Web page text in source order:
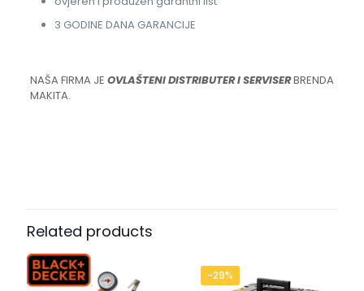
3 GODINE DANA GARANCIJE
NAŠA FIRMA JE OVLAŠTENI DISTRIBUTER I SERVISERBRENDA
MAKITA.
Related products
-29%